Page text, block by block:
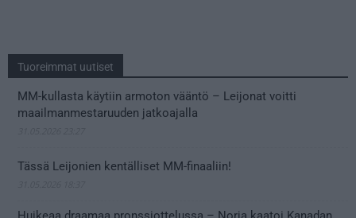
Tuoreimmat uutiset
MM-kullasta käytiin armoton vääntö – Leijonat voitti
maailmanmestaruuden jatkoajalla
Tässä Leijonien kentälliset MM-finaaliin!